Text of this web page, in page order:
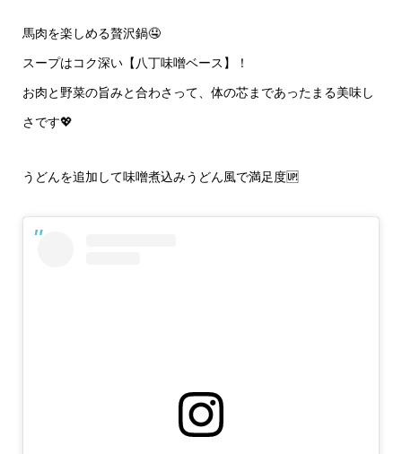
馬肉を楽しめる贅沢鍋🤤
スープはコク深い【八丁味噌ベース】！
お肉と野菜の旨みと合わさって、体の芯まであったまる美味し
さです💖
うどんを追加して味噌煮込みうどん風で満足度🆙